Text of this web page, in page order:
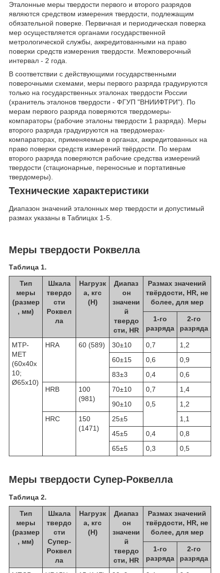
Эталонные меры твердости первого и второго разрядов
являются средством измерения твердости, подлежащим
обязательной поверке. Первичная и периодическая поверка
мер осуществляется органами государственной
метрологической службы, аккредитованными на право
поверки средств измерения твердости. Межповерочный
интервал - 2 года.
В соответствии с действующими государственными
поверочными схемами, меры первого разряда градуируются
только на государственных эталонах твердости России
(хранитель эталонов твердости - ФГУП "ВНИИФТРИ"). По
мерам первого разряда поверяются твердомеры-
компараторы (рабочие эталоны твердости 1 разряда). Меры
второго разряда градуируются на твердомерах-
компараторах, применяемые в органах, аккредитованных на
право поверки средств измерений твёрдости. По мерам
второго разряда поверяются рабочие средства измерений
твердости (стационарные, переносные и портативные
твердомеры).
Технические характеристики
Диапазон значений эталонных мер твердости и допустимый
размах указаны в Таблицах 1-5.
Меры твердости Роквелла
Таблица 1.
Тип
меры
(размер
, мм)
Шкала
твердо
сти
Роквел
ла
Нагрузк
а, кгс
(Н)
Диапаз
он
значени
й
твердо
сти, HR
Размах значений
твёрдости, HR, не
более, для мер
1-го
разряда
2-го
разряда
МТР-
МЕТ
(60х40х
10;
Ø65х10)
HRA 60 (589) 30±10 0,7
1,2
60±15
0,6
0,9
83±3
0,4
0,6
HRB
100
(981)
70±10 0,7
1,4
90±10
0,5
1,2
HRC
150
(1471)
25±5
1,1
45±5
0,4
0,8
65±5
0,3 0,5
Меры твердости Супер-Роквелла
Таблица 2.
Тип
меры
(размер
, мм)
Шкала
твердо
сти
Супер-
Роквел
ла
Нагрузк
а, кгс
(Н)
Диапаз
он
значени
й
твердо
сти, HR
Размах значений
твёрдости, HR, не
более, для мер
1-го
разряда
2-го
разряда